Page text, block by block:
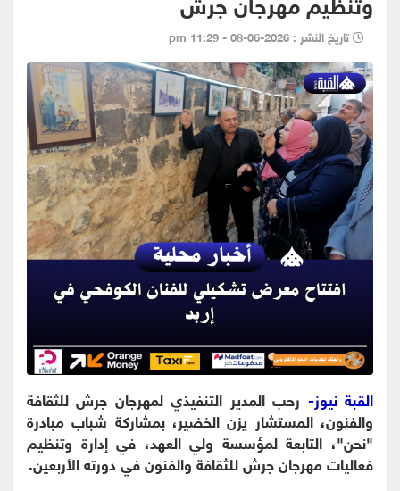
تاريخ النشر : 2026-06-08 - 11:29 pm
القبة نيوز- رحب المدير التنفيذي لمهرجان جرش للثقافة
والفنون، المستشار يزن الخضير، بمشاركة شباب مبادرة
"نحن"، التابعة لمؤسسة ولي العهد، في إدارة وتنظيم
فعاليات مهرجان جرش للثقافة والفنون في دورته الأربعين.